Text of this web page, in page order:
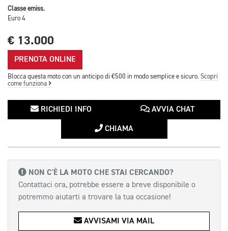
Classe emiss.
Euro 4
€ 13.000
PRENOTA ONLINE
Blocca questa moto con un anticipo di €500 in modo semplice e sicuro. Scopri
come funziona
RICHIEDI INFO AVVIA CHAT
CHIAMA
NON C'È LA MOTO CHE STAI CERCANDO?
Contattaci ora, potrebbe essere a breve disponibile o
potremmo aiutarti a trovare la tua occasione!
AVVISAMI VIA MAIL